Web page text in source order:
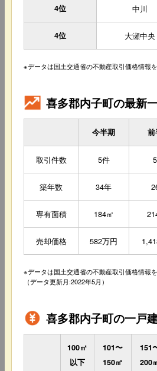
4位 中川
4位 大瀬中央
※データは国土交通省の不動産取引価格情報
喜多郡内子町の最新
今半期 前
取引件数 5件
築年数 34年
専有面積 184㎡
売却価格 582万円
※データは国土交通省の不動産取引価格情報
（データ更新月:2022年5月）
喜多郡内子町の一戸
100㎡
以下
101〜
150㎡
151
200